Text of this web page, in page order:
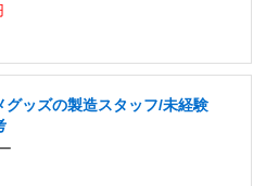
グッズの製造スタッフ/未経験